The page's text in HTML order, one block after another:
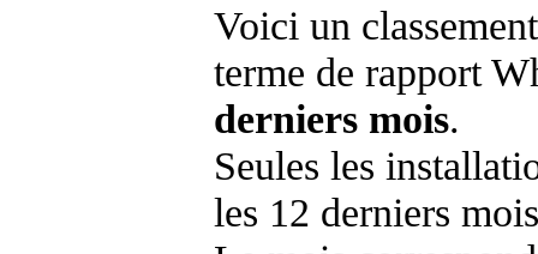
Voici un
terme de rapport
derniers mois.
Seules les
les 12 derniers